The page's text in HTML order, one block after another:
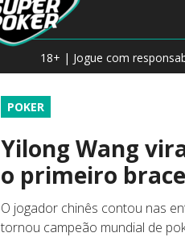
18+ | Jogue com
POKER
Yilong Wang
o primeiro
O jogador chinês contou nas
tornou campeão mundial de